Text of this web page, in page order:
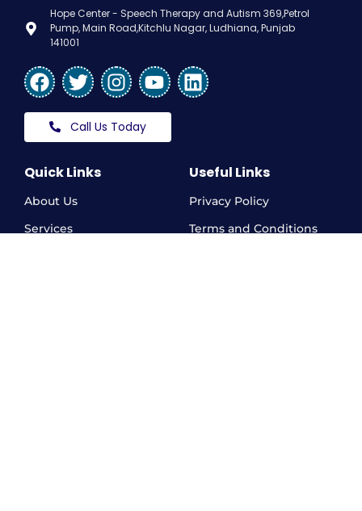
Hope Center - Speech Therapy and Autism 369,Petrol
Pump, Main Road,Kitchlu Nagar, Ludhiana, Punjab
141001
Call Us Today
Quick Links
About Us
Services
Useful Links
Privacy Policy
Terms and Conditions